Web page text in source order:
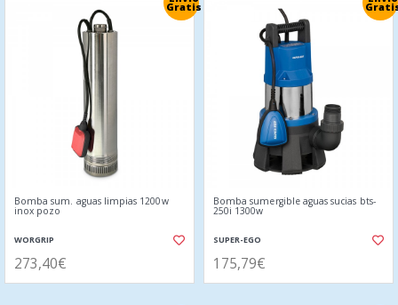
Gratis
Bomba sum. aguas limpias 1200w
inox pozo
WORGRIP
273,40€
Bomba sumergible aguas sucias bts-
250i 1300w
SUPER-EGO
175,79€